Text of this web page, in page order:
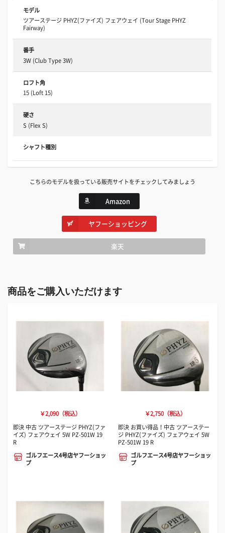
モデル
ツアーステージ PHYZ(ファイズ) フェアウェイ (Tour Stage PHYZ
Fairway)
番手
3W (Club Type 3W)
ロフト角
15 (Loft 15)
硬さ
S (Flex S)
シャフト種別
こちらのモデルを扱っている販売サイトをチェックしてみましょう
Amazon
ヤフーショッピング
楽天
商品をご購入いただけます
￥2,090（税込）
即決 中古 ツアーステージ PHYZ(ファ
イズ) フェアウェイ 5W PZ-501W 19
R
ゴルフエース4号店ヤフーショッ
プ
￥2,750（税込）
即決 お買い得品！中古 ツアーステー
ジ PHYZ(ファイズ) フェアウェイ 5W
PZ-501W 19 R
ゴルフエース4号店ヤフーショッ
プ